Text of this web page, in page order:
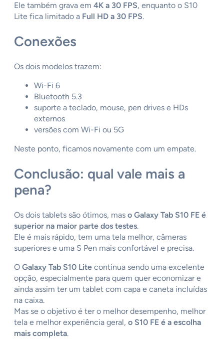
Ele também grava em 4K a 30 FPS, enquanto o S10
Lite fica limitado a Full HD a 30 FPS.
Conexões
Os dois modelos trazem:
Wi-Fi 6
Bluetooth 5.3
suporte a teclado, mouse, pen drives e HDs
externos
versões com Wi-Fi ou 5G
Neste ponto, ficamos novamente com um empate.
Conclusão: qual vale mais a
pena?
Os dois tablets são ótimos, mas o Galaxy Tab S10 FE é
superior na maior parte dos testes.
Ele é mais rápido, tem uma tela melhor, câmeras
superiores e uma S Pen mais confortável e precisa.
O Galaxy Tab S10 Lite continua sendo uma excelente
opção, especialmente para quem quer economizar e
ainda assim ter um tablet com capa e caneta incluídas
na caixa.
Mas se o objetivo é ter o melhor desempenho, melhor
tela e melhor experiência geral, o S10 FE é a escolha
mais completa.